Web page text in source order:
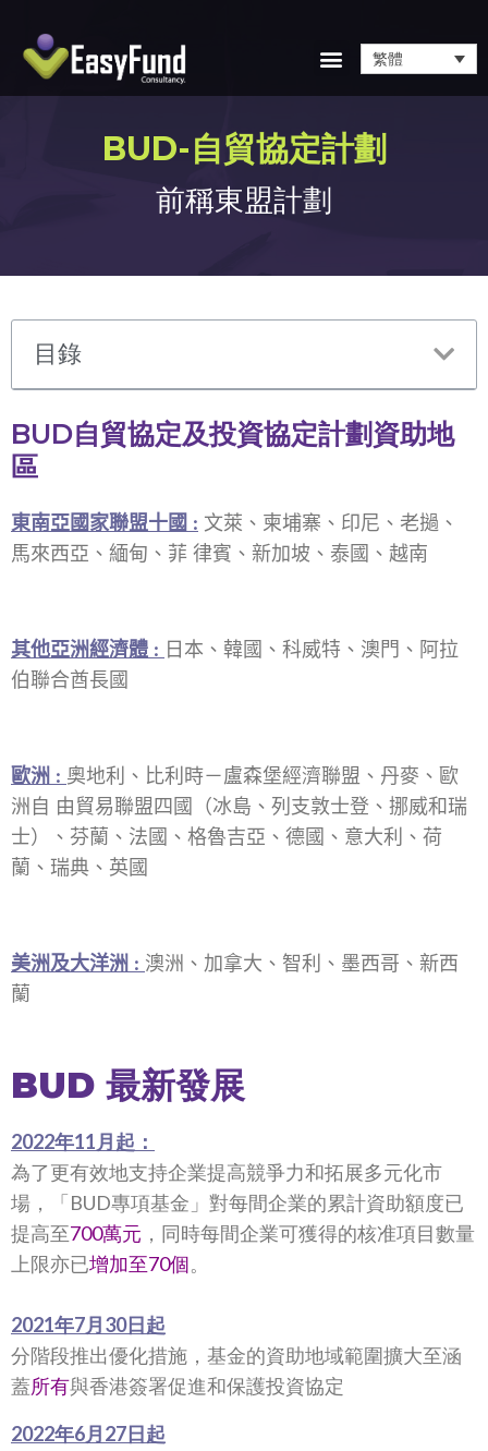
繁體
BUD-自貿協定計劃​
前稱東盟計劃
目錄
BUD自貿協定及投資協定計劃資助地
區
東南亞國家聯盟十國 : 文萊、柬埔寨、印尼、老撾、
馬來西亞、緬甸、菲 律賓、新加坡、泰國、越南
其他亞洲經濟體 : 日本、韓國、科威特、澳門、阿拉
伯聯合酋長國
歐洲 : 奧地利、比利時－盧森堡經濟聯盟、丹麥、歐
洲自 由貿易聯盟四國（冰島、列支敦士登、挪威和瑞
士）、芬蘭、法國、格魯吉亞、德國、意大利、荷
蘭、瑞典、英國
美洲及大洋洲 : 澳洲、加拿大、智利、墨西哥、新西
蘭
BUD 最新發展
2022年11月起：
為了更有效地支持企業提高競爭力和拓展多元化市
場，「BUD專項基金」對每間企業的累計資助額度已
提高至700萬元 ，同時每間企業可獲得的核准項目數量
上限亦已增加至70個。
2021年7月30日起
分階段推出優化措施，基金的資助地域範圍擴大至涵
蓋所有與香港簽署促進和保護投資協定
2022年6月27日起